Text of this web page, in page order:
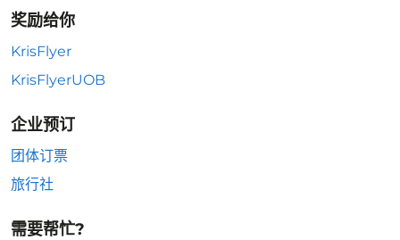
奖励给你
KrisFlyer
KrisFlyerUOB
企业预订
团体订票
旅行社
需要帮忙?